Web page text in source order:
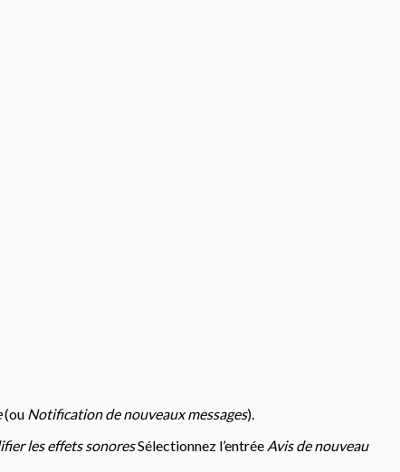
(ou Notification de nouveaux messages).
les effets sonoresSélectionnez l’entrée Avis de nouveau